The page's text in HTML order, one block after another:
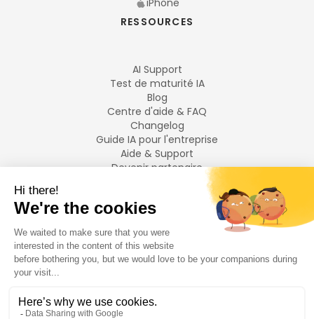
iPhone
RESSOURCES
AI Support
Test de maturité IA
Blog
Centre d'aide & FAQ
Changelog
Guide IA pour l'entreprise
Aide & Support
Devenir partenaire
LANGUES
Français
English